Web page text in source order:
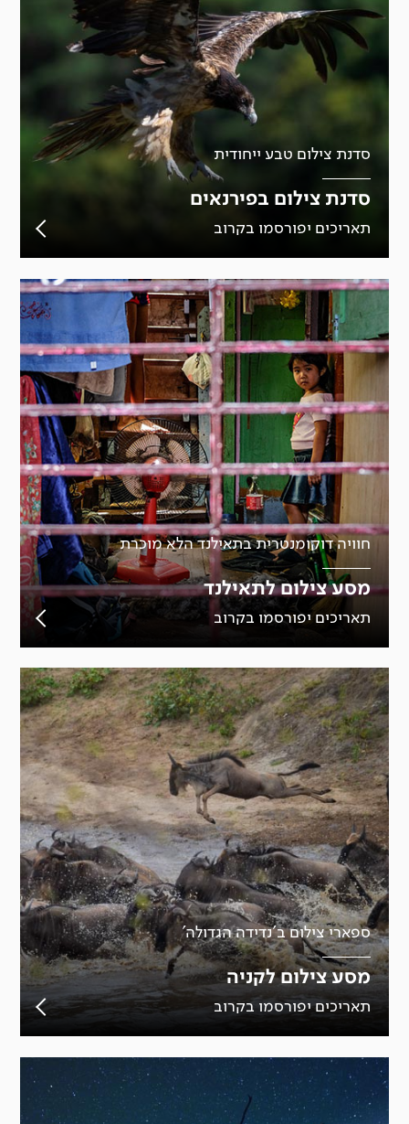
סדנת צילום טבע ייחודית
סדנת צילום בפירנאים
תאריכים יפורסמו בקרוב
חוויה דוקומנטרית בתאילנד הלא מוכרת
מסע צילום לתאילנד
תאריכים יפורסמו בקרוב
ספארי צילום ב'נדידה הגדולה'
מסע צילום לקניה
תאריכים יפורסמו בקרוב